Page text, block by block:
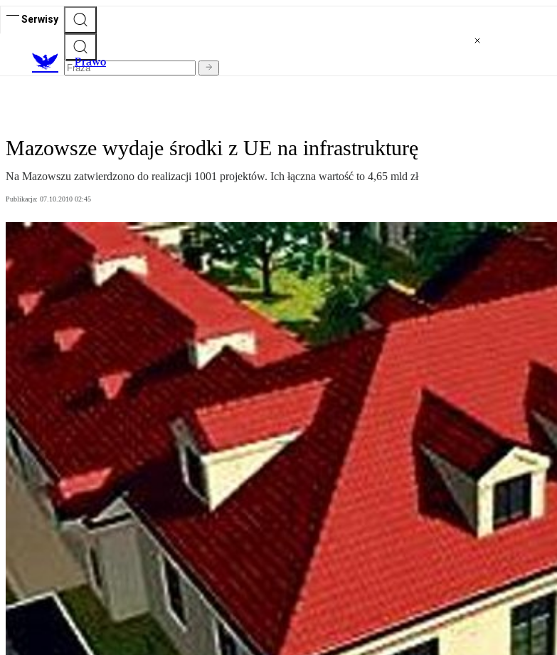
Serwisy
Prawo
Mazowsze wydaje środki z UE na infrastrukturę
Na Mazowszu zatwierdzono do realizacji 1001 projektów. Ich łączna wartość to 4,65 mld zł
Publikacja: 07.10.2010 02:45